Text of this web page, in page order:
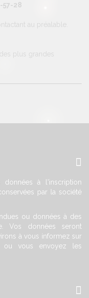
57-28
au préalable.
plus grandes
données à l'inscription
par la société
ou données à des
Vos données seront
à vous informez sur
ou vous envoyez les